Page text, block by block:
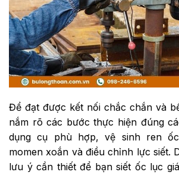
Để đạt được kết nối chắc chắn và
nắm rõ các bước thực hiện đúng
dụng cụ phù hợp, vệ sinh ren
momen xoắn và điều chỉnh lực siết.
lưu ý cần thiết để bạn siết ốc lục